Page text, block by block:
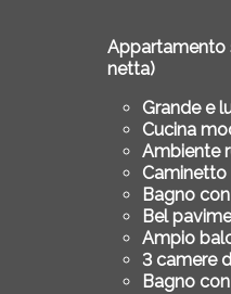
Appartamento
netta)
Grande e
Cucina
Ambiente
Bagno
Bel
Ampio
3 camere
Bagno